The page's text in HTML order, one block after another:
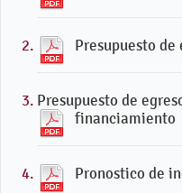
Presupuesto de
Presupuesto de
financiamiento
Pronostico de